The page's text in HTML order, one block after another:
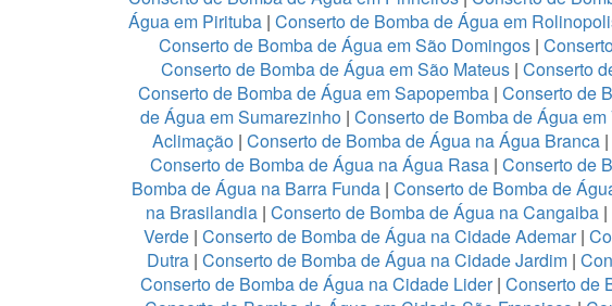
Água em Pirituba| Conserto de Bomba de Água em
Conserto de Bomba de Água em São Domingos|
Conserto de Bomba de Água em São Mateus | Conserto
Conserto de Bomba de Água em Sapopemba | Conserto de
de Água em Sumarezinho| Conserto de Bomba de Água em
Aclimação | Conserto de Bomba de Água na Água Branca |
Conserto de Bomba de Água na Água Rasa | Conserto de
Bomba de Água na Barra Funda | Conserto de Bomba de
na Brasilandia| Conserto de Bomba de Água na Cangaiba|
Verde | Conserto de Bomba de Água na Cidade Ademar|
Dutra | Conserto de Bomba de Água na Cidade Jardim|
Conserto de Bomba de Água na Cidade Lider| Conserto de